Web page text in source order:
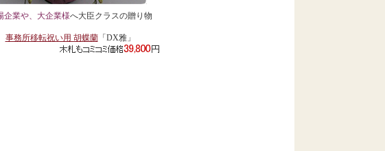
企業や、大企業様へ大臣クラスの贈り物
事務所移転祝い用 胡蝶蘭「DX雅」